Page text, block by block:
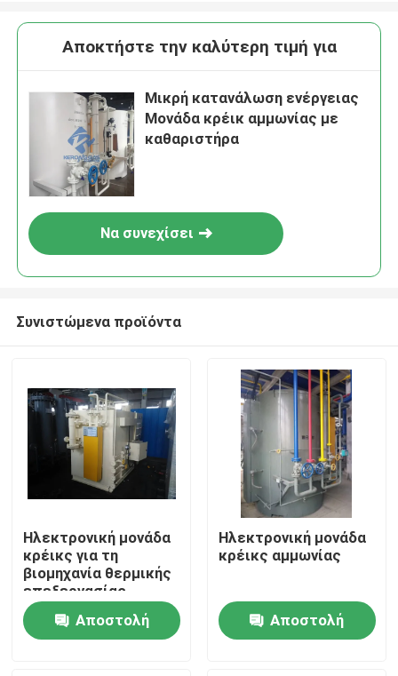
Σπίτι
Προϊόντα
Αποκτήστε την καλύτερη τιμή για
Μικρή κατανάλωση ενέργειας
Μονάδα κρέικ αμμωνίας με
καθαριστήρα
Να συνεχίσει
Συνιστώμενα προϊόντα
Ηλεκτρονική μονάδα
κρέικς για τη
βιομηχανία θερμικής
επεξεργασίας
Αποστολή
Ηλεκτρονική μονάδα
κρέικς αμμωνίας
Αποστολή